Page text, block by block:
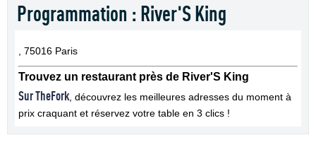
Programmation : River'S King
, 75016 Paris
Trouvez un restaurant près de River'S King
Sur TheFork , découvrez les meilleures adresses du moment à
prix craquant et réservez votre table en 3 clics !